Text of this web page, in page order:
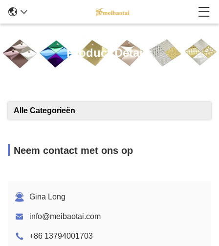
Product Details
Alle Categorieën
Neem contact met ons op
Gina Long
info@meibaotai.com
+86 13794001703